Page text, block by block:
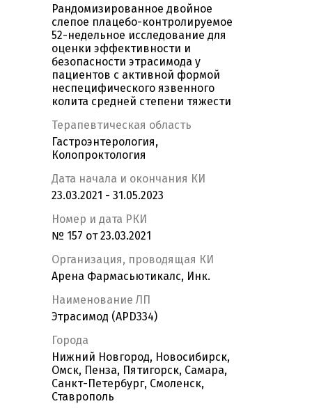
Рандомизированное двойное
слепое плацебо-контролируемое
52-недельное исследование для
оценки эффективности и
безопасности этрасимода у
пациентов с активной формой
неспецифического язвенного
колита средней степени тяжести
Терапевтическая область
Гастроэнтерология,
Колопроктология
Дата начала и окончания КИ
23.03.2021 - 31.05.2023
Номер и дата РКИ
№ 157 от 23.03.2021
Организация, проводящая КИ
Арена Фармасьютикалс, Инк.
Наименование ЛП
Этрасимод (APD334)
Города
Нижний Новгород, Новосибирск,
Омск, Пенза, Пятигорск, Самара,
Санкт-Петербург, Смоленск,
Ставрополь